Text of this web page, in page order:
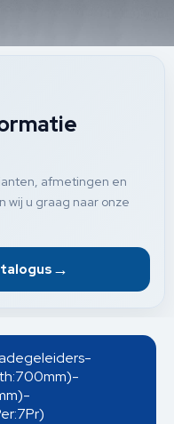
afmetingen en
wij u graag naar onze
→